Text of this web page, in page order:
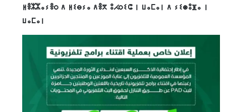
ⵍⴻⵣⵣⴰⵢⴻⵔ ⴷ ⵍⵉⴱⵢⴰ ⴷⴻⴳ ⵓⵃⵔⵉⵛ ⵏ ⵡⴰⵎⴰⵏ ⴷ ⵢⵉⵙⵓⴼⴰ ⵏ
ⵡⴰⵎⴰⵏ